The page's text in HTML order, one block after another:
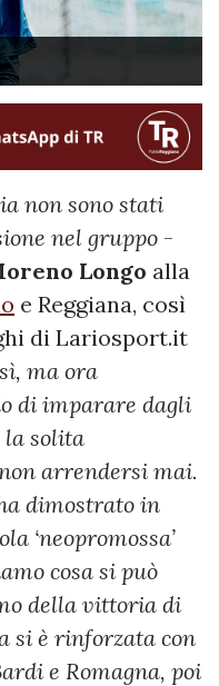
non sono stati
nel gruppo -
Longo alla
e Reggiana, così
di Lariosport.it
ma ora
di imparare dagli
la solita
arrendersi mai.
dimostrato in
‘neopromossa’
cosa si può
della vittoria di
si è rinforzata con
e Romagna, poi